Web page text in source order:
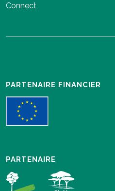
Connect
PARTENAIRE FINANCIER
PARTENAIRE